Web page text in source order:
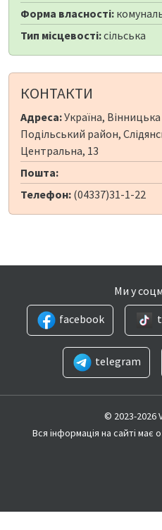
Форма власності:
Тип місцевості:сільська
КОНТАКТИ
Адреса:Україна,
Подільський район,
Центральна, 13
Пошта:
Телефон: (04337)31-1-22
Ми у
facebook
telegram
© 2023-2026
Вся інформація на сайті